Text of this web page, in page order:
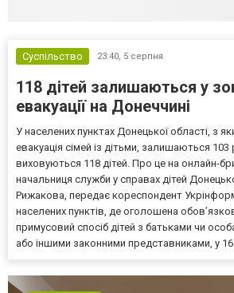
Суспільство 23:40, 5 серпня
118 дітей залишаються у
евакуації на Донеччині
У населених пунктах Донецької області, з
евакуація сімей із дітьми, залишаються 103
виховуються 118 дітей. Про це на онлайн-
начальниця служби у справах дітей
Рижакова, передає кореспондент
населених пунктів, де оголошена
примусовий спосіб дітей з батьками чи
або іншими законними представниками, у